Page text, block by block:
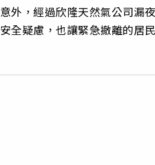
外，經過欣隆天然氣公司漏
全疑慮，也讓緊急撤離的居